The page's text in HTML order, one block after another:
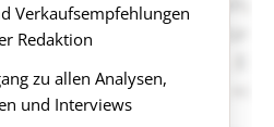
Verkaufsempfehlungen
Redaktion
zu allen Analysen,
und Interviews